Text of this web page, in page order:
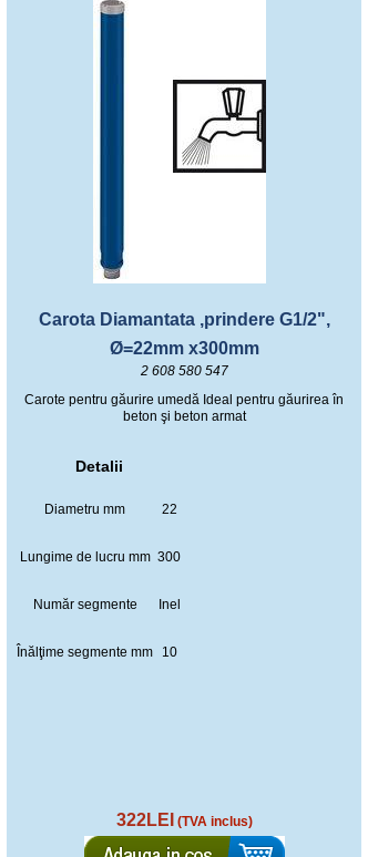
Carota Diamantata ,prindere G1/2",
Ø=22mm x300mm
2 608 580 547
Carote pentru găurire umedă Ideal pentru găurirea în
beton şi beton armat
Detalii
Diametru mm 22
Lungime de lucru mm 300
Număr segmente Inel
Înălţime segmente mm 10
322LEI (TVA inclus)